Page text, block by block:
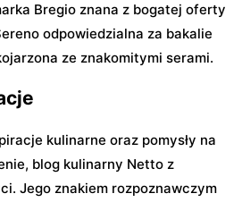
Bregio znana z bogatej oferty
odpowiedzialna za bakalie
ze znakomitymi serami.
kulinarne oraz pomysły na
blog kulinarny Netto z
Jego znakiem rozpoznawczym